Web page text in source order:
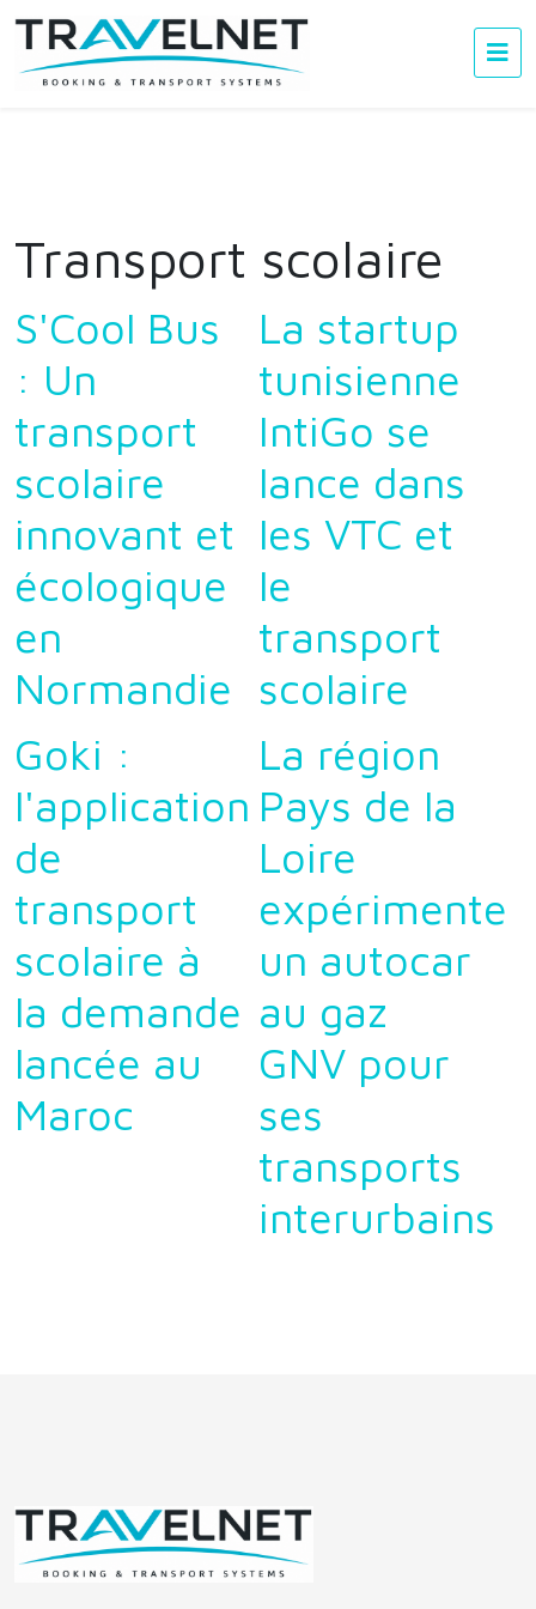
Transport scolaire
S'Cool Bus
: Un
transport
scolaire
innovant et
écologique
en
Normandie
La startup
tunisienne
IntiGo se
lance dans
les VTC et
le
transport
scolaire
Goki :
l'application
de
transport
scolaire à
la demande
lancée au
Maroc
La région
Pays de la
Loire
expérimente
un autocar
au gaz
GNV pour
ses
transports
interurbains